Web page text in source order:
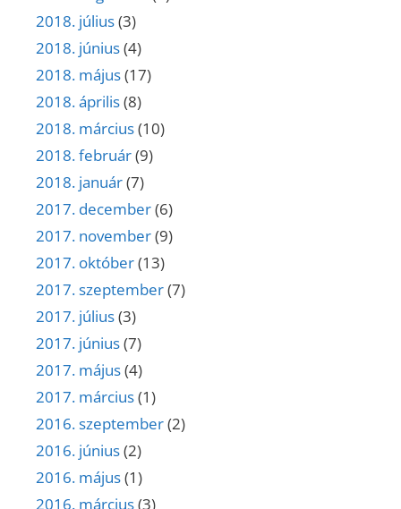
2018. július(3)
2018. június(4)
2018. május(17)
2018. április(8)
2018. március(10)
2018. február(9)
2018. január(7)
2017. december(6)
2017. november(9)
2017. október(13)
2017. szeptember(7)
2017. július(3)
2017. június(7)
2017. május(4)
2017. március(1)
2016. szeptember(2)
2016. június(2)
2016. május(1)
2016. március(3)